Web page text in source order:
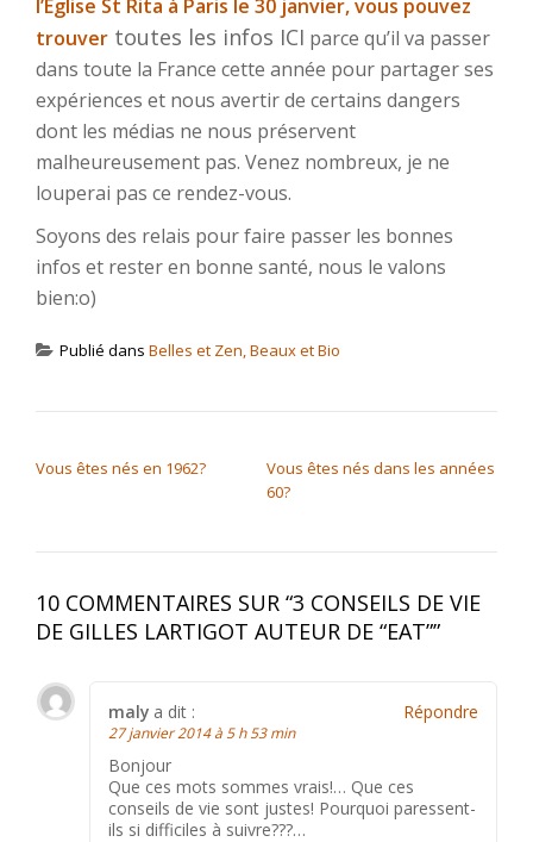
l’Eglise St Rita à Paris le 30 janvier, vous pouvez
trouver toutes les infos ICI parce qu’il va passer
dans toute la France cette année pour partager ses
expériences et nous avertir de certains dangers
dont les médias ne nous préservent
malheureusement pas. Venez nombreux, je ne
louperai pas ce rendez-vous.
Soyons des relais pour faire passer les bonnes
infos et rester en bonne santé, nous le valons
bien:o)
Publié dans Belles et Zen, Beaux et Bio
Vous êtes nés en 1962?
Vous êtes nés dans les années
60?
10 COMMENTAIRES SUR “3 CONSEILS DE VIE
DE GILLES LARTIGOT AUTEUR DE “EAT””
maly a dit :
27 janvier 2014 à 5 h 53 min
Bonjour
Que ces mots sommes vrais!… Que ces
conseils de vie sont justes! Pourquoi paressent-
ils si difficiles à suivre???…
Répondre